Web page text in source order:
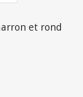
et rond